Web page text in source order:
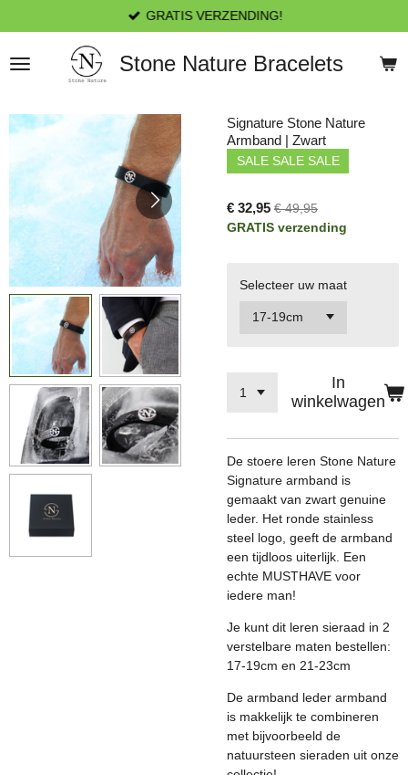
direct
naar
de
Stone Nature Bracelets
GRATIS VERZENDING!
Signature Stone Nature
Armband | Zwart
SALE SALE SALE
€ 32,95 € 49,95
GRATIS verzending
Selecteer uw maat
In
winkelwagen
De stoere leren Stone Nature
Signature armband is
gemaakt van zwart genuine
leder. Het ronde stainless
steel logo, geeft de armband
een tijdloos uiterlijk. Een
echte MUSTHAVE voor
iedere man!
Je kunt dit leren sieraad in 2
verstelbare maten bestellen:
17-19cm en 21-23cm
De armband leder armband
is makkelijk te combineren
met bijvoorbeeld de
natuursteen sieraden uit onze